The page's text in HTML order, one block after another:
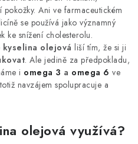
Ani ve farmaceutickém
se používá jako významný
ke snížení cholesterolu.
kyselina olejová liší tím, že si ji
. Ale jedině za předpokladu,
i omega 3 a omega 6 ve
navzájem spolupracuje a
olejová využívá?